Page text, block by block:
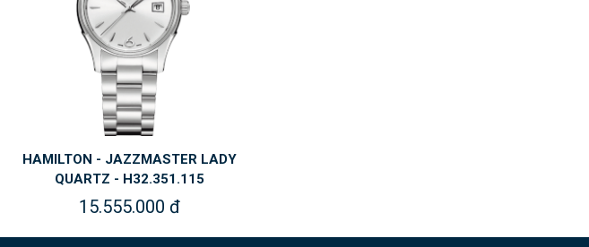
HAMILTON - JAZZMASTER LADY
QUARTZ - H32.351.115
15.555.000 đ